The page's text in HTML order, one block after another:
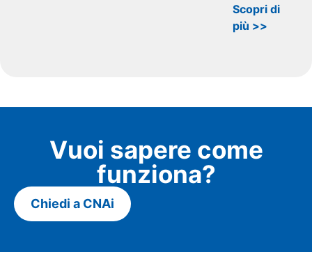
Scopri di
più >>
Vuoi sapere come
funziona?
Chiedi a CNAi